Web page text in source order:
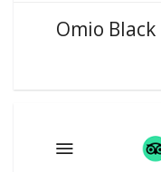
Omio